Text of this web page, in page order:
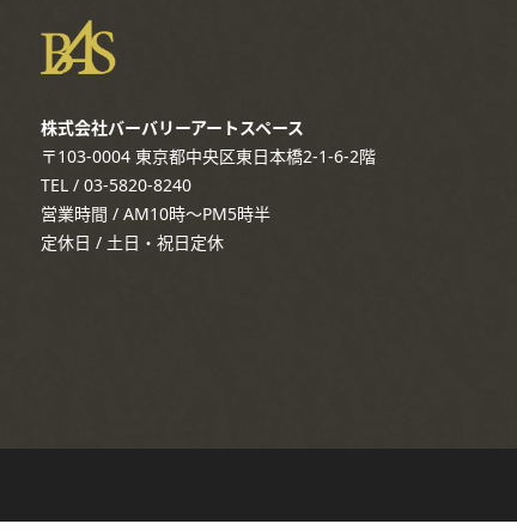
株式会社バーバリーアートスペース
〒103-0004 東京都中央区東日本橋2-1-6-2階
TEL / 03-5820-8240
営業時間 / AM10時～PM5時半
定休日 / 土日・祝日定休